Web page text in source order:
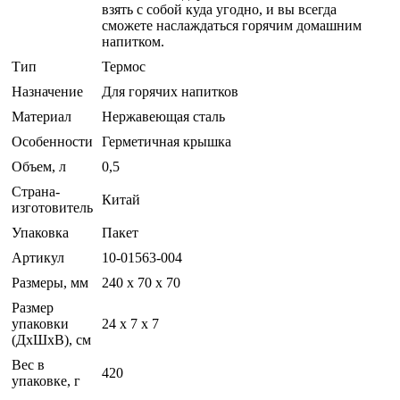
взять с собой куда угодно, и вы всегда
сможете наслаждаться горячим домашним
напитком.
Тип
Термос
Назначение
Для горячих напитков
Материал
Нержавеющая сталь
Особенности
Герметичная крышка
Объем, л
0,5
Страна-
изготовитель
Китай
Упаковка
Пакет
Артикул
10-01563-004
Размеры, мм
240 х 70 х 70
Размер
упаковки
(ДхШхВ), см
24 x 7 x 7
Вес в
упаковке, г
420